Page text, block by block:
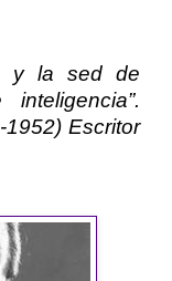
y la sed de
1952) Escritor